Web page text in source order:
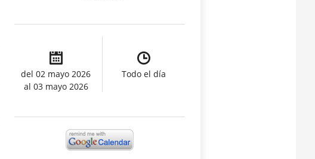
del 02 mayo 2026
al 03 mayo 2026
Todo el día